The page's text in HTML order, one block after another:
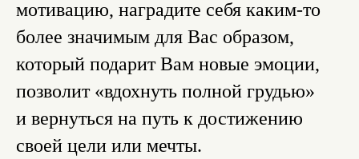
мотивацию, наградите себя каким-то
более значимым для Вас образом,
который подарит Вам новые эмоции,
позволит «вдохнуть полной грудью»
и вернуться на путь к достижению
своей цели или мечты.